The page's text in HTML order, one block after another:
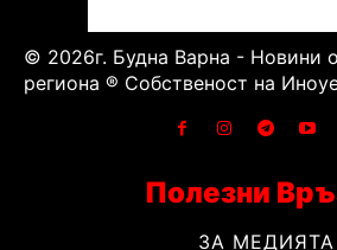
© 2026г. Будна Варна - Новини
региона ® Собственост на
Полезни
ЗА МЕДИЯТА